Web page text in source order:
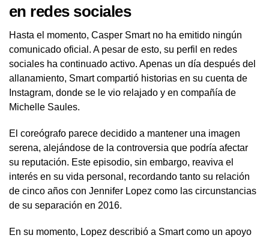
en redes sociales
Hasta el momento, Casper Smart no ha emitido ningún
comunicado oficial. A pesar de esto, su perfil en redes
sociales ha continuado activo. Apenas un día después del
allanamiento, Smart compartió historias en su cuenta de
Instagram, donde se le vio relajado y en compañía de
Michelle Saules.
El coreógrafo parece decidido a mantener una imagen
serena, alejándose de la controversia que podría afectar
su reputación. Este episodio, sin embargo, reaviva el
interés en su vida personal, recordando tanto su relación
de cinco años con Jennifer Lopez como las circunstancias
de su separación en 2016.
En su momento, Lopez describió a Smart como un apoyo